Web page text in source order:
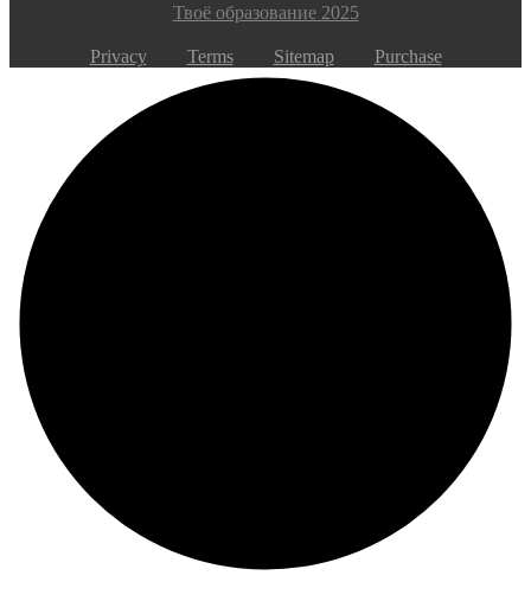
Твоё образование 2025
Privacy Terms Sitemap Purchase